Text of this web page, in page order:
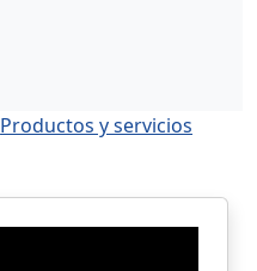
Productos y servicios